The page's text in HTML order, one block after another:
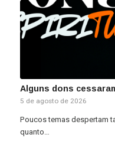
Alguns dons
5 de agosto de 2026
Poucos temas despertam
quanto…